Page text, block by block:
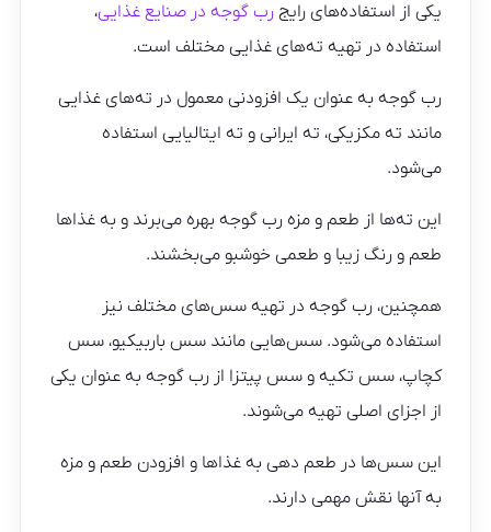
یکی از استفاده‌های رایج رب گوجه در صنایع غذایی،
استفاده در تهیه ته‌های غذایی مختلف است.
رب گوجه به عنوان یک افزودنی معمول در ته‌های غذایی
مانند ته مکزیکی، ته ایرانی و ته ایتالیایی استفاده
می‌شود.
این ته‌ها از طعم و مزه رب گوجه بهره می‌برند و به غذاها
طعم و رنگ زیبا و طعمی خوشبو می‌بخشند.
همچنین، رب گوجه در تهیه سس‌های مختلف نیز
استفاده می‌شود. سس‌هایی مانند سس باربیکیو، سس
کچاپ، سس تکیه و سس پیتزا از رب گوجه به عنوان یکی
از اجزای اصلی تهیه می‌شوند.
این سس‌ها در طعم دهی به غذاها و افزودن طعم و مزه
به آنها نقش مهمی دارند.